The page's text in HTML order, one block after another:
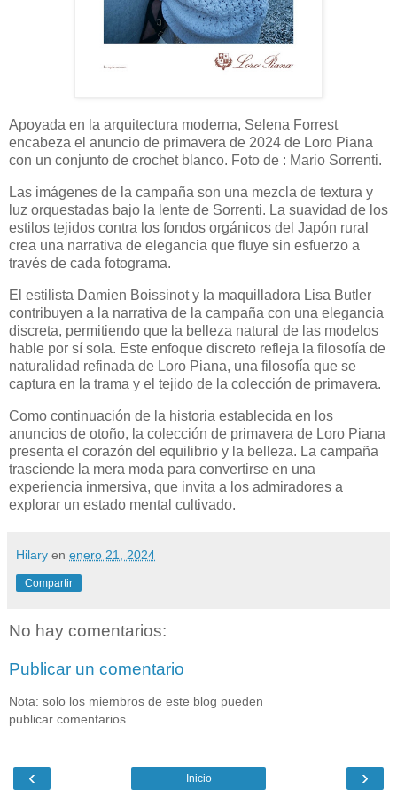
Apoyada en la arquitectura moderna, Selena Forrest
encabeza el anuncio de primavera de 2024 de Loro Piana
con un conjunto de crochet blanco. Foto de : Mario Sorrenti.
Las imágenes de la campaña son una mezcla de textura y
luz orquestadas bajo la lente de Sorrenti. La suavidad de los
estilos tejidos contra los fondos orgánicos del Japón rural
crea una narrativa de elegancia que fluye sin esfuerzo a
través de cada fotograma.
El estilista Damien Boissinot y la maquilladora Lisa Butler
contribuyen a la narrativa de la campaña con una elegancia
discreta, permitiendo que la belleza natural de las modelos
hable por sí sola. Este enfoque discreto refleja la filosofía de
naturalidad refinada de Loro Piana, una filosofía que se
captura en la trama y el tejido de la colección de primavera.
Como continuación de la historia establecida en los
anuncios de otoño, la colección de primavera de Loro Piana
presenta el corazón del equilibrio y la belleza. La campaña
trasciende la mera moda para convertirse en una
experiencia inmersiva, que invita a los admiradores a
explorar un estado mental cultivado.
Hilary en enero 21, 2024
Compartir
No hay comentarios:
Publicar un comentario
Nota: solo los miembros de este blog pueden
publicar comentarios.
‹ ›
Inicio